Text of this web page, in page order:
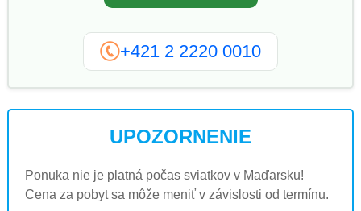
+421 2 2220 0010
UPOZORNENIE
Ponuka nie je platná počas sviatkov v Maďarsku!
Cena za pobyt sa môže meniť v závislosti od termínu.